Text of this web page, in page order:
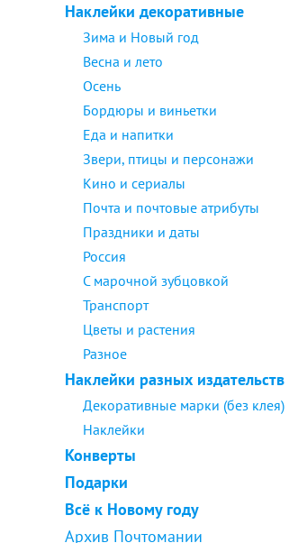
Наклейки декоративные
Зима и Новый год
Весна и лето
Осень
Бордюры и виньетки
Еда и напитки
Звери, птицы и персонажи
Кино и сериалы
Почта и почтовые атрибуты
Праздники и даты
Россия
С марочной зубцовкой
Транспорт
Цветы и растения
Разное
Наклейки разных издательств
Декоративные марки (без клея)
Наклейки
Конверты
Подарки
Всё к Новому году
Архив Почтомании